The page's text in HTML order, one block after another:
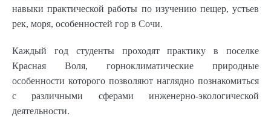
навыки практической работы по изучению пещер, устьев
рек, моря, особенностей гор в Сочи.
Каждый год студенты проходят практику в поселке
Красная Воля, горноклиматические природные
особенности которого позволяют наглядно познакомиться
с различными сферами инженерно-экологической
деятельности.